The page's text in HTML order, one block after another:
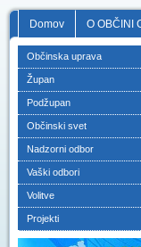
Domov O OBČINI
Občinska uprava
Župan
Podžupan
Občinski svet
Nadzorni odbor
Vaški odbori
Volitve
Projekti